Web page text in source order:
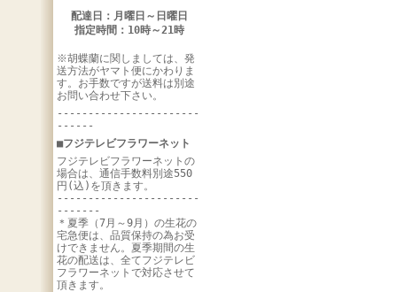
配達日：月曜日～日曜日
指定時間：10時～21時
※胡蝶蘭に関しましては、発
送方法がヤマト便にかわりま
す。お手数ですが送料は別途
お問い合わせ下さい。
-----------------------
------
■フジテレビフラワーネット
フジテレビフラワーネットの
場合は、通信手数料別途550
円(込)を頂きます。
-----------------------
-------
＊夏季（7月～9月）の生花の
宅急便は、品質保持の為お受
けできません。夏季期間の生
花の配送は、全てフジテレビ
フラワーネットで対応させて
頂きます。